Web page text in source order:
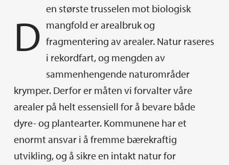
D
en største trusselen mot biologisk
mangfold er arealbruk og
fragmentering av arealer. Natur raseres
i rekordfart, og mengden av
sammenhengende naturområder
krymper. Derfor er måten vi forvalter våre
arealer på helt essensiell for å bevare både
dyre- og plantearter. Kommunene har et
enormt ansvar i å fremme bærekraftig
utvikling, og å sikre en intakt natur for